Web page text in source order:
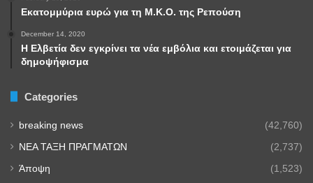
Εκατομμύρια ευρώ για τη Μ.Κ.Ο. της Ρεπούση
December 14, 2020
Η Ελβετία δεν εγκρίνει τα νέα εμβόλια και ετοιμάζεται για
δημοψήφισμα
Categories
breaking news (42,760)
NEA TAΞΗ ΠΡΑΓΜΑΤΩΝ (2,737)
Άποψη (1,523)